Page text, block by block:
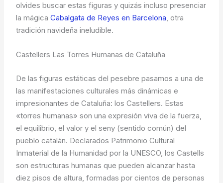
olvides buscar estas figuras y quizás incluso presenciar
la mágicaCabalgata de Reyes en Barcelona, otra
tradición navideña ineludible.
Castellers Las Torres Humanas de Cataluña
De las figuras estáticas del pesebre pasamos a una de
las manifestaciones culturales más dinámicas e
impresionantes de Cataluña: los Castellers. Estas
«torres humanas» son una expresión viva de la fuerza,
el equilibrio, el valor y el seny (sentido común) del
pueblo catalán. Declarados Patrimonio Cultural
Inmaterial de la Humanidad por la UNESCO, los Castells
son estructuras humanas que pueden alcanzar hasta
diez pisos de altura, formadas por cientos de personas